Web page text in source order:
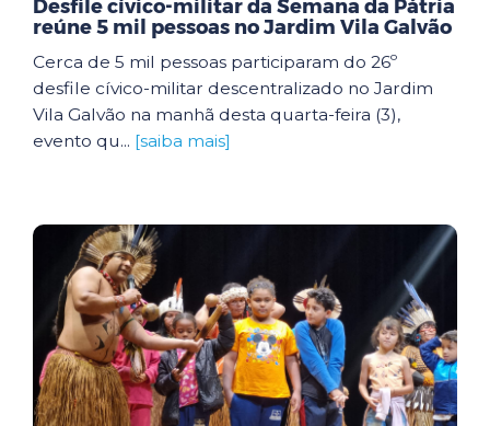
Desfile cívico-militar da Semana da Pátria
reúne 5 mil pessoas no Jardim Vila Galvão
Cerca de 5 mil pessoas participaram do 26º
desfile cívico-militar descentralizado no Jardim
Vila Galvão na manhã desta quarta-feira (3),
evento qu... [saiba mais]